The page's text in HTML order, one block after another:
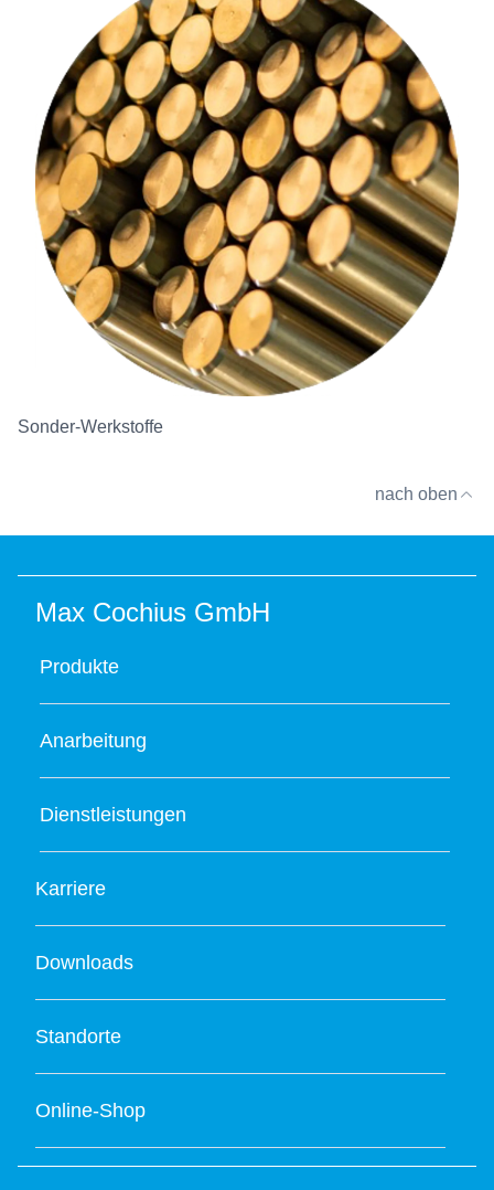
Sonder-Werkstoffe
nach oben
Max Cochius GmbH
Produkte
Anarbeitung
Dienstleistungen
Karriere
Downloads
Standorte
Online-Shop